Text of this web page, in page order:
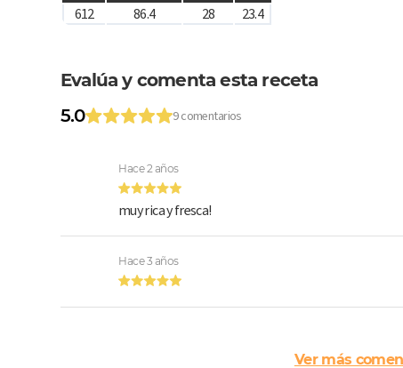
612 86.4 28 23.4
Evalúa y comenta esta receta
5.0
9 comentarios
Hace 2 años
muy rica y fresca!
Hace 3 años
Ver más